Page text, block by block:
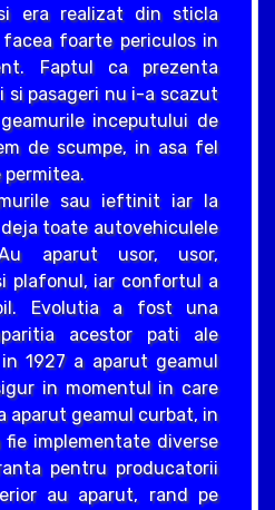
era realizat din sticla
foarte periculos in
Faptul ca prezenta
si pasageri nu i-a scazut
inceputului de
de scumpe, in asa fel
permitea.
sau ieftinit iar la
toate autovehiculele
aparut usor, usor,
plafonul, iar confortul a
Evolutia a fost una
acestor pati ale
1927 a aparut geamul
in momentul in care
aparut geamul curbat, in
implementate diverse
pentru producatorii
au aparut, rand pe